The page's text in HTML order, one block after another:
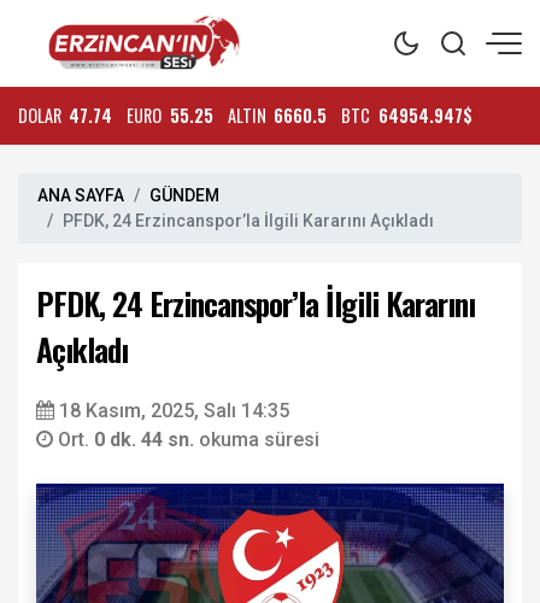
DOLAR 47.74 EURO 55.25 ALTIN 6660.5 BTC 64954.947$
ANA SAYFA
GÜNDEM
PFDK, 24 Erzincanspor’la İlgili Kararını Açıkladı
PFDK, 24 Erzincanspor’la İlgili Kararını
Açıkladı
18 Kasım, 2025, Salı 14:35
Ort. 0 dk. 44 sn. okuma süresi